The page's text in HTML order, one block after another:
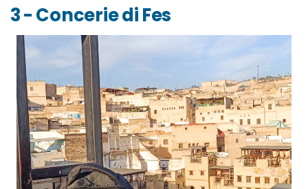
3 - Concerie di Fes